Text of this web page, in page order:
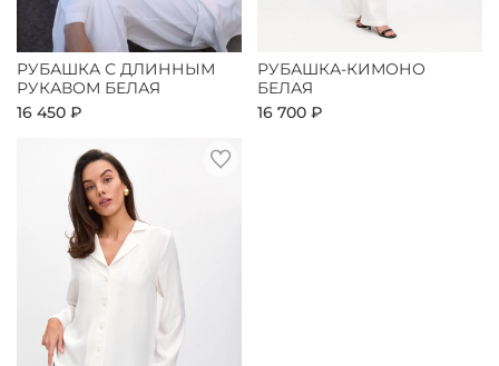
РУБАШКА С ДЛИННЫМ
РУКАВОМ БЕЛАЯ
16 450 ₽
РУБАШКА-КИМОНО
БЕЛАЯ
16 700 ₽